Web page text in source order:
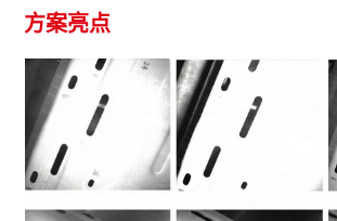
方案亮点